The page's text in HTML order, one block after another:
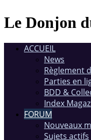
Le Donjon
ACCUEIL
News
Règlement
Parties en
BDD &
Index
FORUM
Nouveaux
Sujets actifs